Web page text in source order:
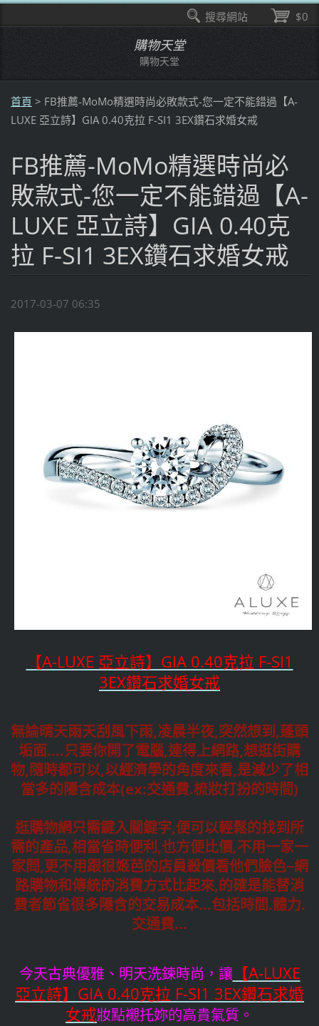
購物天堂
購物天堂
首頁 > FB推薦-MoMo精選時尚必敗款式-您一定不能錯過【A-
LUXE 亞立詩】GIA 0.40克拉 F-SI1 3EX鑽石求婚女戒
FB推薦-MoMo精選時尚必
敗款式-您一定不能錯過【A-
LUXE 亞立詩】GIA 0.40克
拉 F-SI1 3EX鑽石求婚女戒
2017-03-07 06:35
【A-LUXE 亞立詩】GIA 0.40克拉 F-SI1
3EX鑽石求婚女戒
無論晴天雨天刮風下雨,凌晨半夜,突然想到,蓬頭
垢面....只要你開了電腦,連得上網路,想逛街購
物,隨時都可以,以經濟學的角度來看,是減少了相
當多的隱含成本(ex:交通費.梳妝打扮的時間)
逛購物網只需鍵入關鍵字,便可以輕鬆的找到所
需的產品,相當省時便利,也方便比價,不用一家一
家問,更不用跟很姬芭的店員殺價看他們臉色~網
路購物和傳統的消費方式比起來,的確是能替消
費者節省很多隱含的交易成本...包括時間.體力.
交通費...
今天古典優雅、明天洗鍊時尚，讓【A-LUXE
亞立詩】GIA 0.40克拉 F-SI1 3EX鑽石求婚
女戒妝點襯托妳的高貴氣質。
$0
搜尋網站